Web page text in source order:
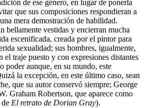
de ese género, en lugar de ponerla
que sus composiciones respondieran a
mera demostración de habilidad.
bellamente vestidas y encierran mucha
escenificada, creada por el pintor para
sexualidad; sus hombres, igualmente,
el traje puesto y con expresiones distantes
poder aunque, en su mundo, este
la excepción, en este último caso, sean
que su autor conservó siempre; George
Graham Robertson, que aparece como
El retrato de Dorian Gray).